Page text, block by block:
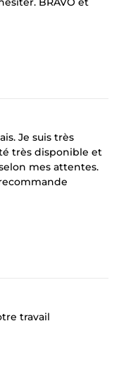
Je suis très
très disponible et
mes attentes.
travail